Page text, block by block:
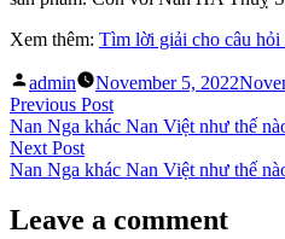
Xem thêm: Tìm lời giải cho câu
Posted
by
admin November 5, 2022
Post
navigation
Previous PostPrevious
post:
Nan Nga khác Nan Việt như thế
Next PostNext
post:
Nan Nga khác Nan Việt như thế
Leave a comment